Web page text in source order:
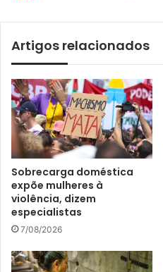
Artigos relacionados
Sobrecarga doméstica
expõe mulheres à
violência, dizem
especialistas
7/08/2026